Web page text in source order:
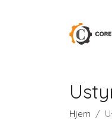
Hjem